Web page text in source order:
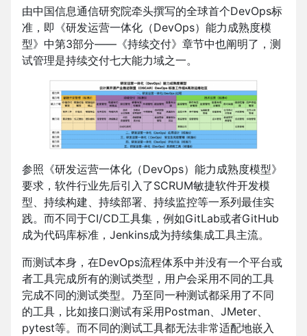
由中国信息通信研究院牵头撰写的全球首个DevOps标
准，即《研发运营一体化（DevOps）能力成熟度模
型》中第3部分——《持续交付》章节中也阐明了，测
试管理是持续交付七大能力域之一。
参照《研发运营一体化（DevOps）能力成熟度模型》
要求，软件行业先后引入了SCRUM敏捷软件开发模
型、持续构建、持续部署、持续监控等一系列最佳实
践。而不同于CI/CD工具集，例如GitLab或者GitHub
成为代码库标准，Jenkins成为持续集成工具主流。
而测试本身，在DevOps流程体系中并没有一个平台或
者工具完成所有的测试类型，用户会采用不同的工具
完成不同的测试类型。乃至同一种测试都采用了不同
的工具，比如接口测试有采用Postman、JMeter、
pytest等。而不同的测试工具都无法非常适配地嵌入